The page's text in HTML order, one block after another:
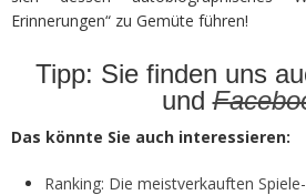
Erinnerungen“ zu Gemüte führen!
Tipp: Sie finden uns
und
Das könnte Sie auch interessieren:
Ranking: Die meistverkauften